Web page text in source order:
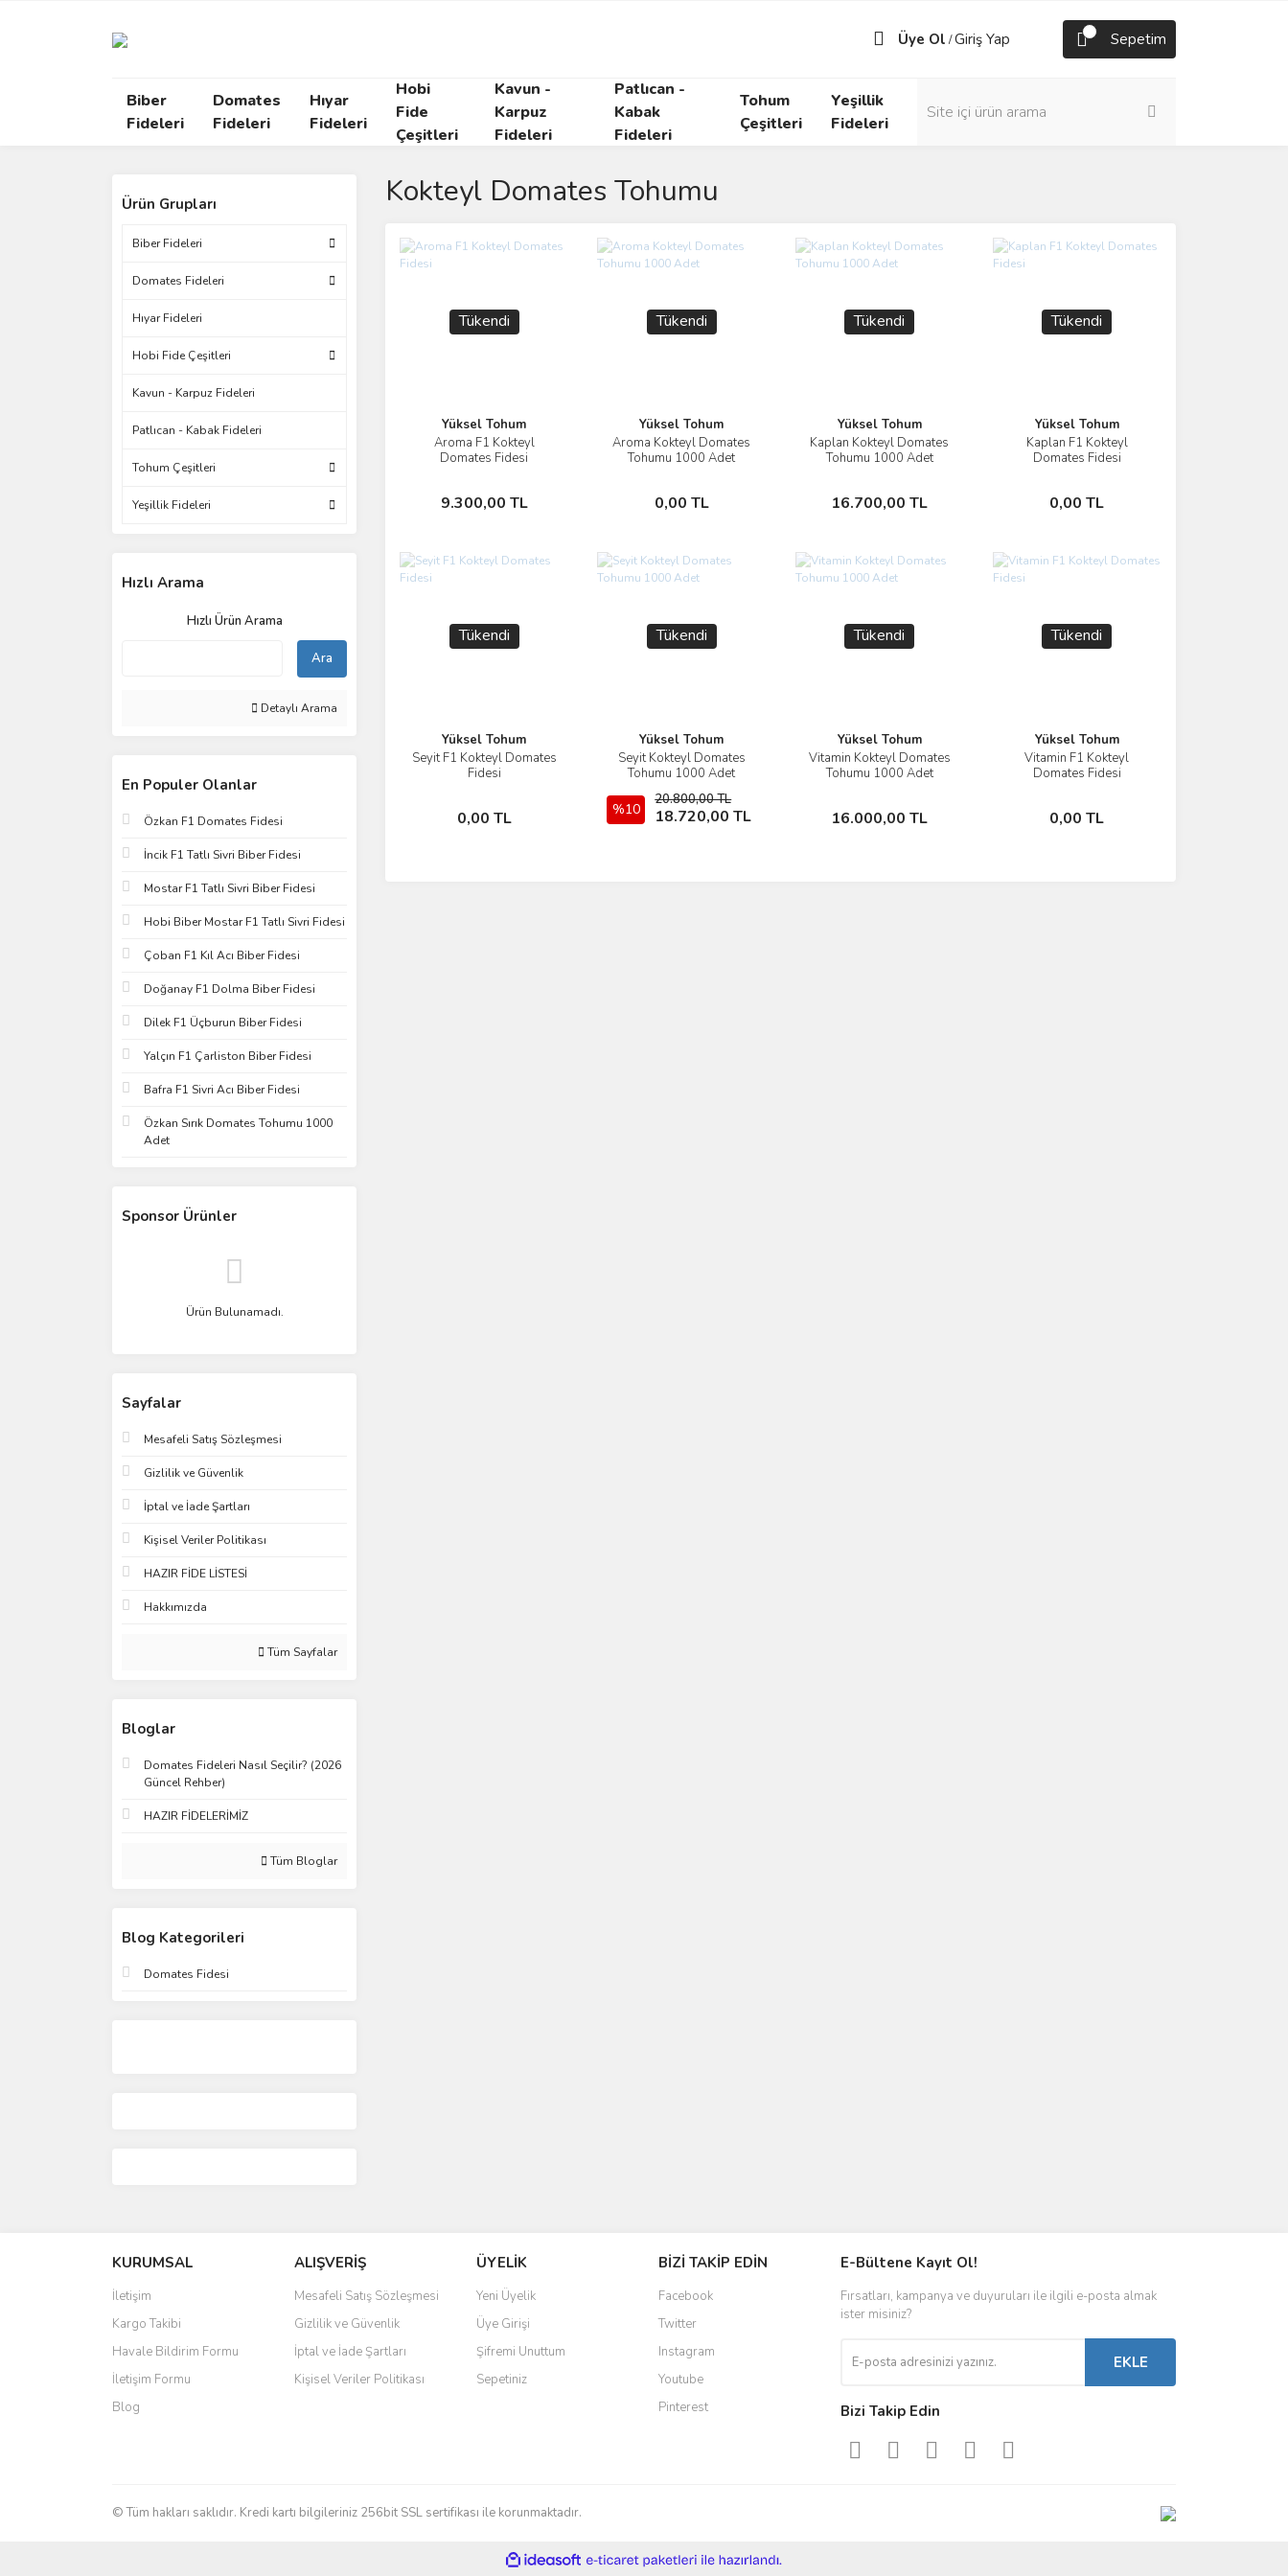
Üye Ol /Giriş Yap Sepetim
Biber
Fideleri
Domates
Fideleri
Hıyar
Fideleri
Hobi
Fide
Çeşitleri
Kavun -
Karpuz
Fideleri
Patlıcan -
Kabak
Fideleri
Tohum
Çeşitleri
Yeşillik
Fideleri
Ürün Grupları
Biber Fideleri
Domates Fideleri
Hıyar Fideleri
Hobi Fide Çeşitleri
Kavun - Karpuz Fideleri
Patlıcan - Kabak Fideleri
Tohum Çeşitleri
Yeşillik Fideleri
Hızlı Arama
Hızlı Ürün Arama
Ara
Detaylı Arama
En Populer Olanlar
Özkan F1 Domates Fidesi
İncik F1 Tatlı Sivri Biber Fidesi
Mostar F1 Tatlı Sivri Biber Fidesi
Hobi Biber Mostar F1 Tatlı Sivri Fidesi
Çoban F1 Kıl Acı Biber Fidesi
Doğanay F1 Dolma Biber Fidesi
Dilek F1 Üçburun Biber Fidesi
Yalçın F1 Çarliston Biber Fidesi
Bafra F1 Sivri Acı Biber Fidesi
Özkan Sırık Domates Tohumu 1000
Adet
Sponsor Ürünler
Ürün Bulunamadı.
Sayfalar
Mesafeli Satış Sözleşmesi
Gizlilik ve Güvenlik
İptal ve İade Şartları
Kişisel Veriler Politikası
HAZIR FİDE LİSTESİ
Hakkımızda
Tüm Sayfalar
Bloglar
Domates Fideleri Nasıl Seçilir? (2026
Güncel Rehber)
HAZIR FİDELERİMİZ
Tüm Bloglar
Blog Kategorileri
Domates Fidesi
Kokteyl Domates Tohumu
Tükendi
Yüksel Tohum
Aroma F1 Kokteyl
Domates Fidesi
9.300,00 TL
İncele
Stokta Yok
Tükendi
Yüksel Tohum
Aroma Kokteyl Domates
Tohumu 1000 Adet
0,00 TL
İncele
Stokta Yok
Tükendi
Yüksel Tohum
Kaplan Kokteyl Domates
Tohumu 1000 Adet
16.700,00 TL
İncele
Stokta Yok
Tükendi
Yüksel Tohum
Kaplan F1 Kokteyl
Domates Fidesi
0,00 TL
İncele
Stokta Yok
Tükendi
Yüksel Tohum
Seyit F1 Kokteyl Domates
Fidesi
0,00 TL
İncele
Stokta Yok
Tükendi
Yüksel Tohum
Seyit Kokteyl Domates
Tohumu 1000 Adet
%10
20.800,00 TL
18.720,00 TL
İncele
Stokta Yok
Tükendi
Yüksel Tohum
Vitamin Kokteyl Domates
Tohumu 1000 Adet
16.000,00 TL
İncele
Stokta Yok
Tükendi
Yüksel Tohum
Vitamin F1 Kokteyl
Domates Fidesi
0,00 TL
İncele
Stokta Yok
KURUMSAL
İletişim
Kargo Takibi
Havale Bildirim Formu
İletişim Formu
Blog
ALIŞVERİŞ
Mesafeli Satış Sözleşmesi
Gizlilik ve Güvenlik
İptal ve İade Şartları
Kişisel Veriler Politikası
ÜYELİK
Yeni Üyelik
Üye Girişi
Şifremi Unuttum
Sepetiniz
BİZİ TAKİP EDİN
Facebook
Twitter
Instagram
Youtube
Pinterest
E-Bültene Kayıt Ol!
Fırsatları, kampanya ve duyuruları ile ilgili e-posta almak
ister misiniz?
EKLE
Bizi Takip Edin
© Tüm hakları saklıdır. Kredi kartı bilgileriniz 256bit SSL sertifikası ile korunmaktadır.
ideasoft
e-